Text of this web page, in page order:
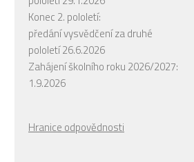
Konec 2. pololetí:
předání vysvědčení za druhé
pololetí 26.6.2026
Zahájení školního roku 2026/2027:
1.9.2026
Hranice odpovědnosti